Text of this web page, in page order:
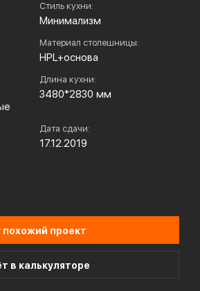
Стиль кухни:
Минимализм
Материал столешницы:
HPL+основа
Длина кухни:
3480*2830 мм
Дата сдачи:
17.12.2019
похожий проект
в калькуляторе